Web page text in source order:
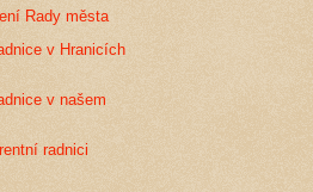
Rady města
v Hranicích
v našem
radnici